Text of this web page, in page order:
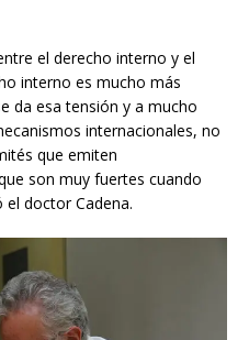
el derecho interno y el
interno es mucho más
da esa tensión y a mucho
internacionales, no
que emiten
son muy fuertes cuando
el doctor Cadena.